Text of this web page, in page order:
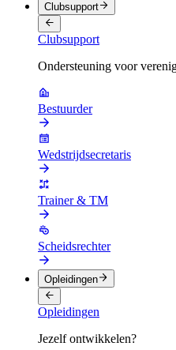
Clubsupport
Clubsupport
Ondersteuning voor
Bestuurder
Wedstrijdsecretaris
Trainer & TM
Scheidsrechter
Opleidingen
Opleidingen
Jezelf ontwikkelen?